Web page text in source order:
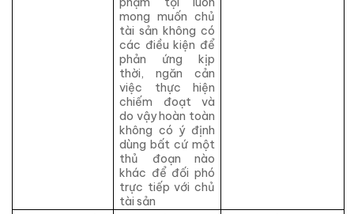
mong muốn chủ
tài sản không có
các điều kiện để
phản ứng kịp
thời, ngăn cản
việc thực hiện
chiếm đoạt và
do vậy hoàn toàn
không có ý định
dùng bất cứ một
thủ đoạn nào
khác để đối phó
trực tiếp với chủ
tài sản